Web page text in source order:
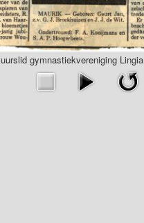
gymnastiekvereniging Lingia